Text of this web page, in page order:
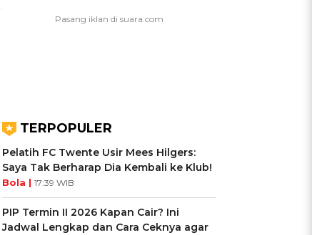
TERPOPULER
Pelatih FC Twente Usir Mees Hilgers:
Saya Tak Berharap Dia Kembali ke Klub!
Bola | 17:39 WIB
PIP Termin II 2026 Kapan Cair? Ini
Jadwal Lengkap dan Cara Ceknya agar